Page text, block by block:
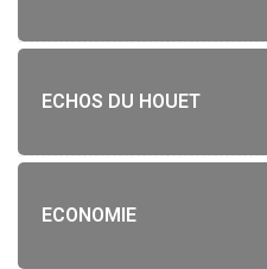
ECHOS DU HOUET
ECONOMIE